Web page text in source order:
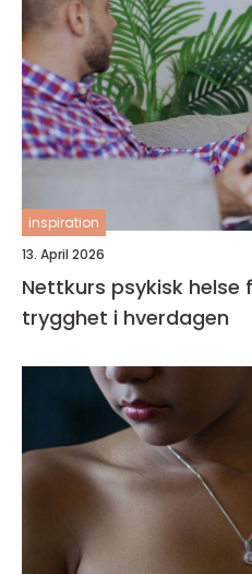
inspiration
13. April 2026
Nettkurs psykisk helse fleksibel læring for økt
trygghet i hverdagen